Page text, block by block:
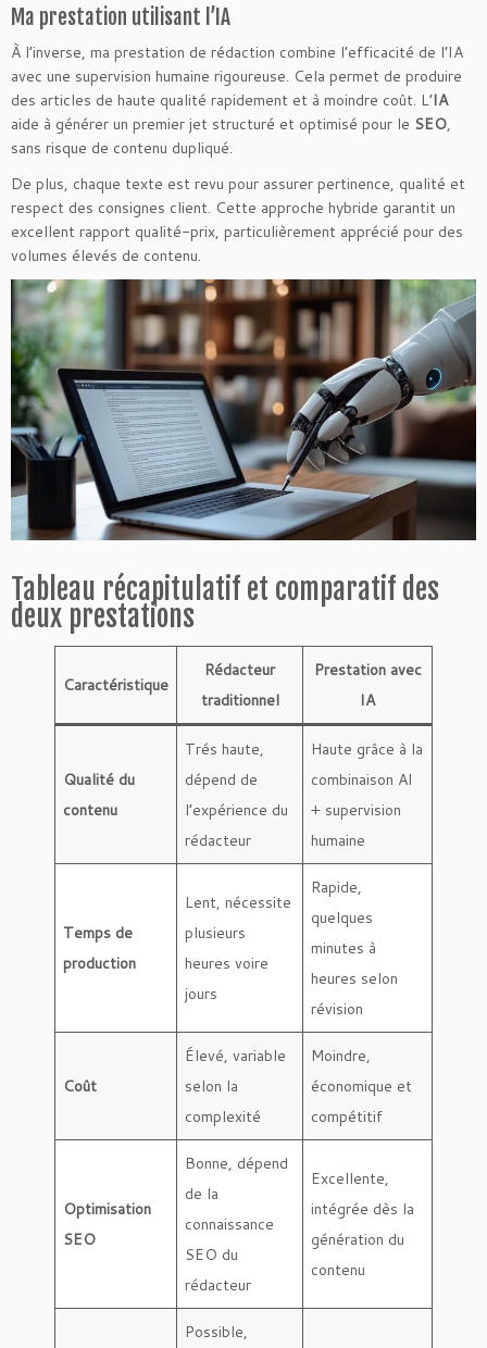
Ma prestation utilisant l’IA
À l’inverse, ma prestation de rédaction combine l’efficacité de l’IA
avec une supervision humaine rigoureuse. Cela permet de produire
des articles de haute qualité rapidement et à moindre coût. L’IA
aide à générer un premier jet structuré et optimisé pour le SEO,
sans risque de contenu dupliqué.
De plus, chaque texte est revu pour assurer pertinence, qualité et
respect des consignes client. Cette approche hybride garantit un
excellent rapport qualité-prix, particulièrement apprécié pour des
volumes élevés de contenu.
Tableau récapitulatif et comparatif des
deux prestations
Caractéristique
Rédacteur
traditionnel
Prestation avec
IA
Qualité du
contenu
Trés haute,
dépend de
l’expérience du
rédacteur
Haute grâce à la
combinaison AI
+ supervision
humaine
Temps de
production
Lent, nécessite
plusieurs
heures voire
jours
Rapide,
quelques
minutes à
heures selon
révision
Coût
Élevé, variable
selon la
complexité
Moindre,
économique et
compétitif
Optimisation
SEO
Bonne, dépend
de la
connaissance
SEO du
rédacteur
Excellente,
intégrée dès la
génération du
contenu
Possible,